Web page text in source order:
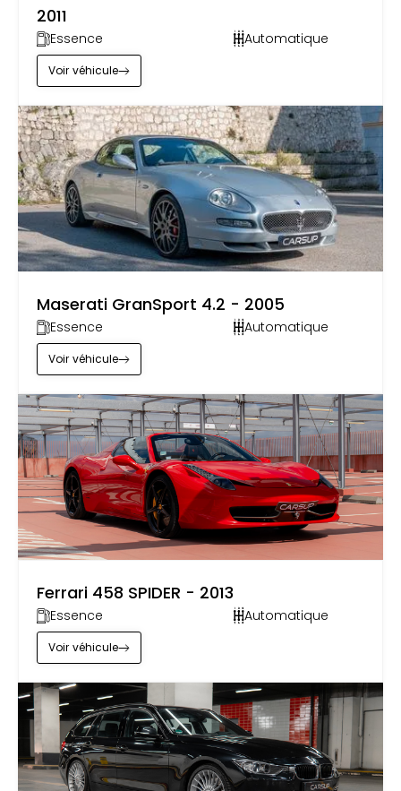
2011
Essence Automatique
Voir véhicule
Maserati GranSport 4.2 - 2005
Essence Automatique
Voir véhicule
Ferrari 458 SPIDER - 2013
Essence Automatique
Voir véhicule